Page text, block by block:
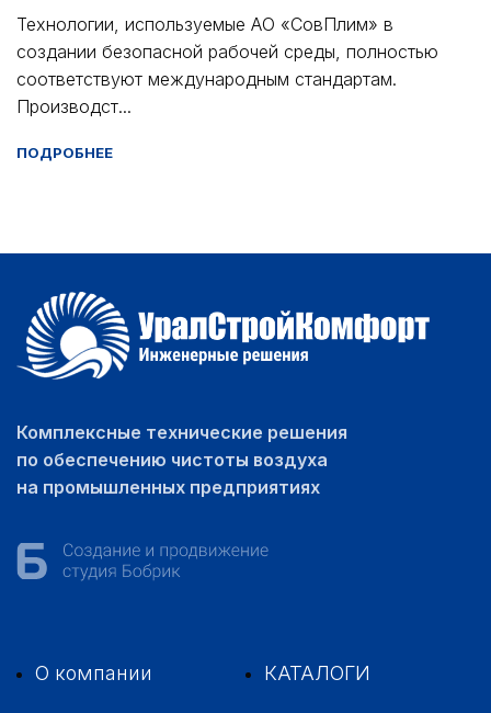
Технологии, используемые АО «СовПлим» в
создании безопасной рабочей среды, полностью
соответствуют международным стандартам.
Производст...
ПОДРОБНЕЕ
Комплексные технические решения
по обеспечению чистоты воздуха
на промышленных предприятиях
О компании КАТАЛОГИ